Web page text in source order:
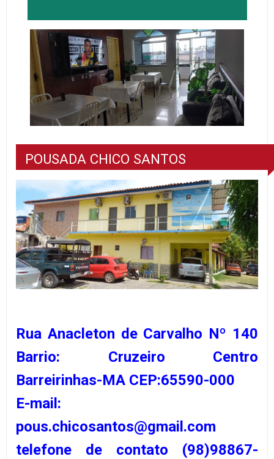
POUSADA CHICO SANTOS
Rua Anacleton de Carvalho Nº 140
Barrio: Cruzeiro Centro
Barreirinhas-MA CEP:65590-000
E-mail:
pous.chicosantos@gmail.com
telefone de contato (98)98867-